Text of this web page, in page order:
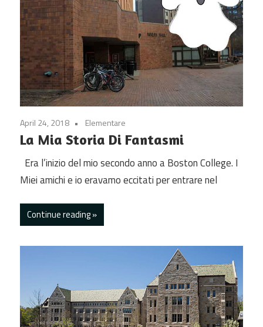
April 24, 2018 Elementare
La Mia Storia Di Fantasmi
Era l’inizio del mio secondo anno a Boston College. I
Miei amichi e io eravamo eccitati per entrare nel
Continue reading